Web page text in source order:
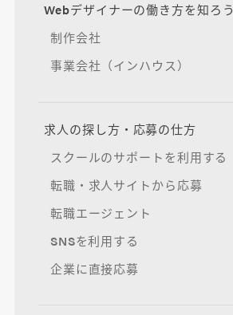
Webデザイナーの働き方を知ろう
制作会社
事業会社（インハウス）
求人の探し方・応募の仕方
スクールのサポートを利用する
転職・求人サイトから応募
転職エージェント
SNSを利用する
企業に直接応募